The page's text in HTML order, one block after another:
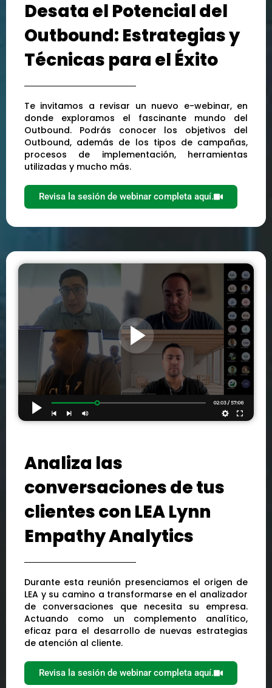
Desata el Potencial del
Outbound: Estrategias y
Técnicas para el Éxito
Te invitamos a revisar un nuevo e-webinar, en
donde exploramos el fascinante mundo del
Outbound. Podrás conocer los objetivos del
Outbound, además de los tipos de campañas,
procesos de implementación, herramientas
utilizadas y mucho más.
Revisa la sesión de webinar completa aquí.
Analiza las
conversaciones de tus
clientes con LEA Lynn
Empathy Analytics
Durante esta reunión presenciamos el origen de
LEA y su camino a transformarse en el analizador
de conversaciones que necesita su empresa.
Actuando como un complemento analítico,
eficaz para el desarrollo de nuevas estrategias
de atención al cliente.
Revisa la sesión de webinar completa aquí.